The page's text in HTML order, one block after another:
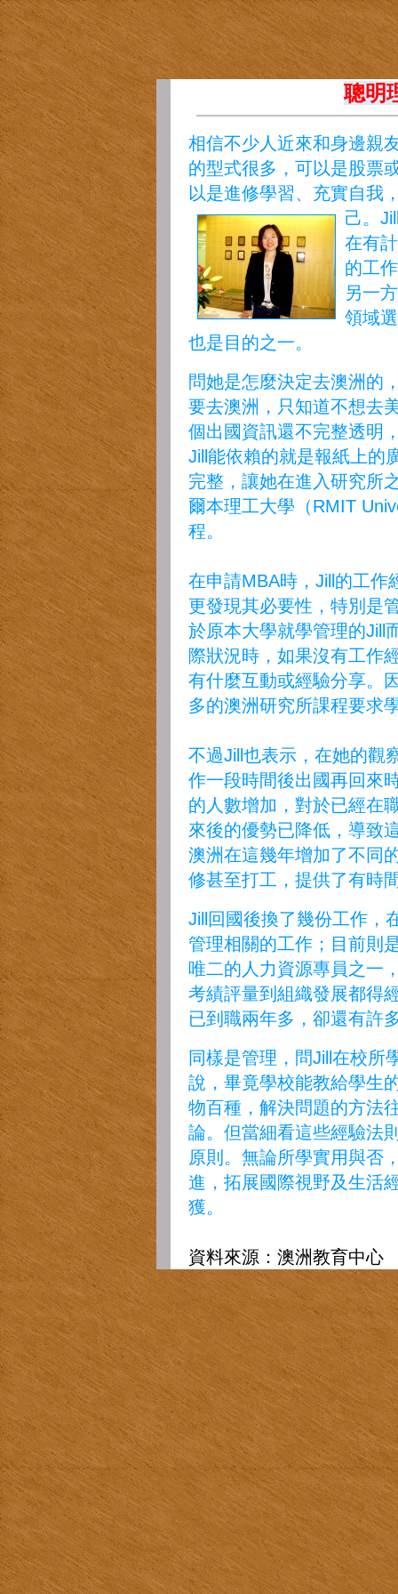
聰明
相信不少人近來和身邊親
的型式很多，可以是股票
以是進修學習、充實自我
己。
在有
的工
另一
領域
也是目的之一。
問她是怎麼決定去澳洲的
要去澳洲，只知道不想去
個出國資訊還不完整透明
Jill能依賴的就是報紙上的
完整，讓她在進入研究所
爾本理工大學（RMIT
程。
在申請MBA時，Jill的工作
更發現其必要性，特別是
於原本大學就學管理的Jill
際狀況時，如果沒有工作
有什麼互動或經驗分享。
多的澳洲研究所課程要求
不過Jill也表示，在她的觀
作一段時間後出國再回來
的人數增加，對於已經在
來後的優勢已降低，導致
澳洲在這幾年增加了不同
修甚至打工，提供了有時
Jill回國後換了幾份工作，
管理相關的工作；目前則
唯二的人力資源專員之一
考績評量到組織發展都得
已到職兩年多，卻還有許
同樣是管理，問Jill在校所
說，畢竟學校能教給學生
物百種，解決問題的方法
論。但當細看這些經驗法
原則。無論所學實用與否
進，拓展國際視野及生活
獲。
資料來源：澳洲教育中心